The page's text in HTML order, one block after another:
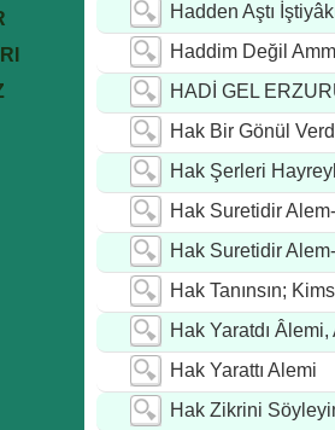
Hadden Aştı
Haddim Değil
HADİ GEL
Hak Bir Gönül
Hak Şerleri
Hak Suretidir
Hak Suretidir
Hak Tanınsın;
Hak Yaratdı
Hak Yarattı Alemi
Hak Zikrini